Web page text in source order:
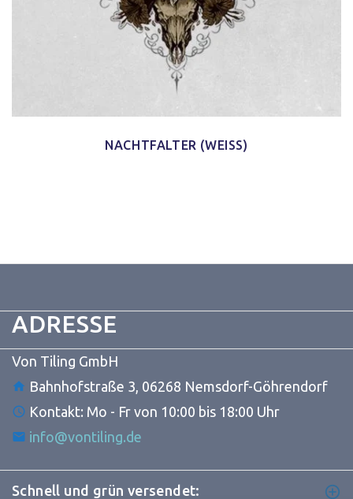
NACHTFALTER (WEISS)
ADRESSE
Von Tiling GmbH
Bahnhofstraße 3, 06268 Nemsdorf-Göhrendorf
Kontakt: Mo - Fr von 10:00 bis 18:00 Uhr
info@vontiling.de
Schnell und grün versendet: